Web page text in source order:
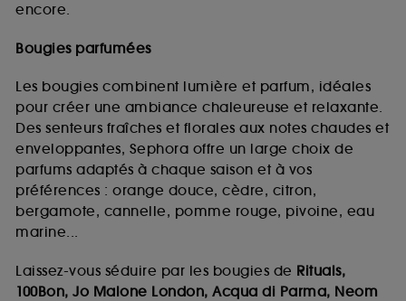
encore.
Bougies parfumées
Les bougies combinent lumière et parfum, idéales
pour créer une ambiance chaleureuse et relaxante.
Des senteurs fraîches et florales aux notes chaudes et
enveloppantes, Sephora offre un large choix de
parfums adaptés à chaque saison et à vos
préférences : orange douce, cèdre, citron,
bergamote, cannelle, pomme rouge, pivoine, eau
marine...
Laissez-vous séduire par les bougies de Rituals,
100Bon, Jo Malone London, Acqua di Parma, Neom